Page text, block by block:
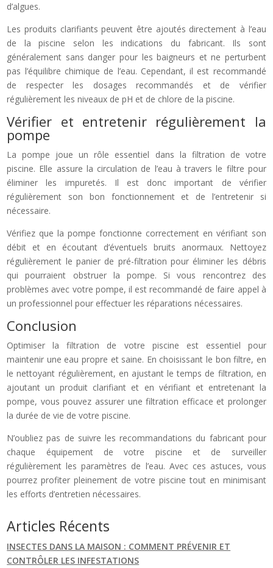
d’algues.
Les produits clarifiants peuvent être ajoutés directement à l’eau
de la piscine selon les indications du fabricant. Ils sont
généralement sans danger pour les baigneurs et ne perturbent
pas l’équilibre chimique de l’eau. Cependant, il est recommandé
de respecter les dosages recommandés et de vérifier
régulièrement les niveaux de pH et de chlore de la piscine.
Vérifier et entretenir régulièrement la
pompe
La pompe joue un rôle essentiel dans la filtration de votre
piscine. Elle assure la circulation de l’eau à travers le filtre pour
éliminer les impuretés. Il est donc important de vérifier
régulièrement son bon fonctionnement et de l’entretenir si
nécessaire.
Vérifiez que la pompe fonctionne correctement en vérifiant son
débit et en écoutant d’éventuels bruits anormaux. Nettoyez
régulièrement le panier de pré-filtration pour éliminer les débris
qui pourraient obstruer la pompe. Si vous rencontrez des
problèmes avec votre pompe, il est recommandé de faire appel à
un professionnel pour effectuer les réparations nécessaires.
Conclusion
Optimiser la filtration de votre piscine est essentiel pour
maintenir une eau propre et saine. En choisissant le bon filtre, en
le nettoyant régulièrement, en ajustant le temps de filtration, en
ajoutant un produit clarifiant et en vérifiant et entretenant la
pompe, vous pouvez assurer une filtration efficace et prolonger
la durée de vie de votre piscine.
N’oubliez pas de suivre les recommandations du fabricant pour
chaque équipement de votre piscine et de surveiller
régulièrement les paramètres de l’eau. Avec ces astuces, vous
pourrez profiter pleinement de votre piscine tout en minimisant
les efforts d’entretien nécessaires.
Articles Récents
INSECTES DANS LA MAISON : COMMENT PRÉVENIR ET
CONTRÔLER LES INFESTATIONS